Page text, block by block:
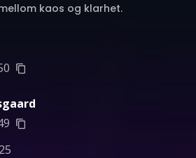
kaos og klarhet.